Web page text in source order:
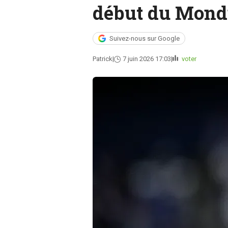
début du
Suivez-nous sur Google
Patrick 7 juin 2026 17:03 voter